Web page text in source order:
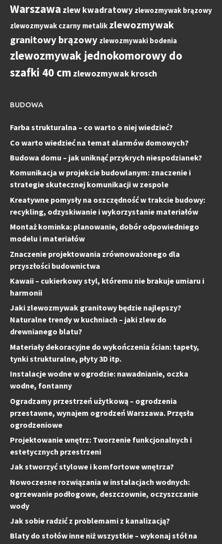
Warszawa zlew kwadratowy zlewozmywak brązowy
zlewozmywak czarny metalik zlewozmywak
granitowy brązowy zlewozmywaki bodenia
zlewozmywak jednokomorowy do
szafki 40 cm zlewozmywak krosch
BUDOWA
Farba strukturalna – co warto o niej wiedzieć?
Co warto wiedzieć na temat alarmów domowych?
Budowa domu – jak uniknąć przykrych niespodzianek?
Komunikacja w projekcie budowlanym: znaczenie i
strategie skutecznej komunikacji w zespole
Kreatywne pomysły na oszczędność w trakcie budowy:
recykling, odzyskiwanie i wykorzystanie materiałów
Montaż kominka: planowanie, dobór odpowiedniego
modelu i materiałów
Znaczenie projektowania zrównoważonego dla
przyszłości budownictwa
Kawaii – cukierkowy styl, któremu nie brakuje umiaru i
harmonii
Jaki zlewozmywak granitowy będzie najlepszy?
Naturalne trendy w kuchniach – jaki zlew do
drewnianego blatu?
Materiały dekoracyjne do wykończenia ścian: tapety,
tynki strukturalne, płyty 3D itp.
Instalacje wodne w ogrodzie: nawadnianie, oczka
wodne, fontanny
Ogradzamy przestrzeń użytkową – ogrodzenia
przestawne, wynajem ogrodzeń Warszawa. Przęsła
ogrodzeniowe
Projektowanie wnętrz: Tworzenie funkcjonalnych i
estetycznych przestrzeni
Jak stworzyć stylowe i komfortowe wnętrza?
Nowoczesne rozwiązania w instalacjach wodnych:
ogrzewanie podłogowe, deszczownie, oczyszczanie
wody
Jak sobie radzić z problemami z kanalizacją?
Blaty do stołów inne niż wszystkie – wykonaj stół na